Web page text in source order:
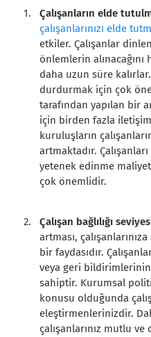
Çalışanların elde
çalışanlarınızı elde
etkiler. Çalışanlar
önlemlerin
daha uzun süre kalırlar.
durdurmak için çok
tarafından yapılan bir
için birden fazla
kuruluşların
artmaktadır.
yetenek edinme
çok önemlidir.
Çalışan bağlılığı
artması,
bir faydasıdır.
veya geri
sahiptir. Kurumsal
konusu olduğunda
eleştirmenlerinizdir.
çalışanlarınız mutlu ve